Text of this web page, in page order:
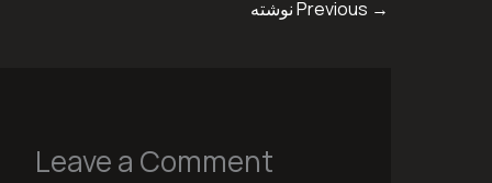
→
Leave a Comment